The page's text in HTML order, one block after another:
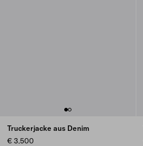
Truckerjacke aus Denim
€ 3.500